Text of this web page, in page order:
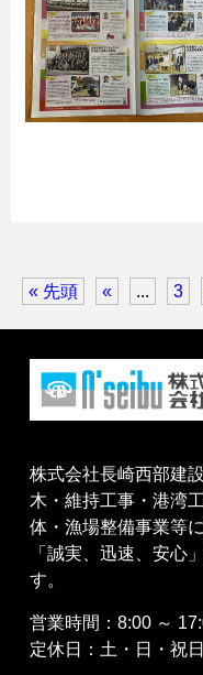
« 先頭 « ... 3
株式会社長崎西部建
木・維持工事・港湾
体・漁場整備事業等
「誠実、迅速、安心
す。
営業時間：8:00 ～
定休日：土・日・祝日